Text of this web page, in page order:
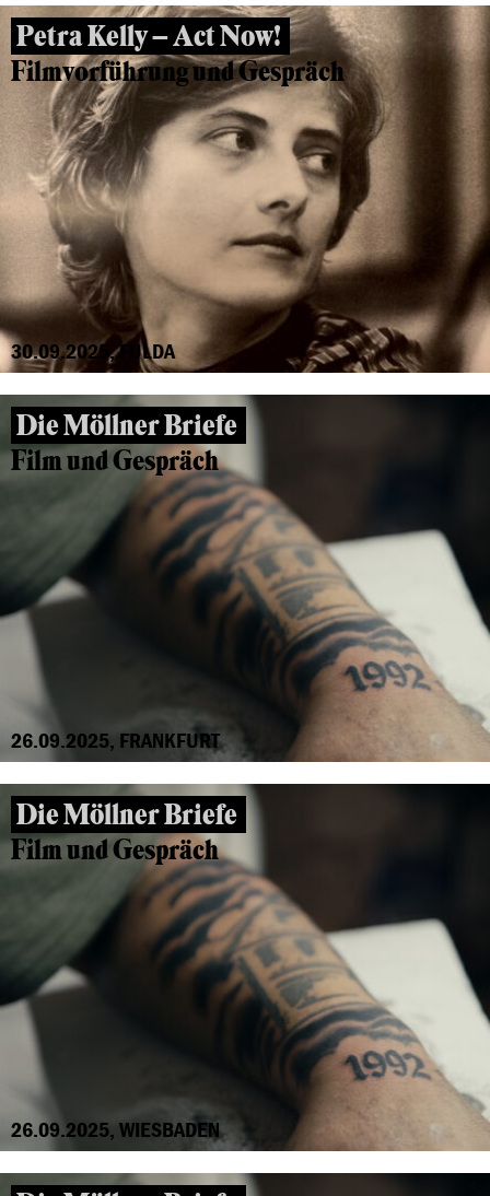
Petra Kelly – Act Now!
Filmvorführung und Gespräch
30.09.2025, FULDA
Die Möllner Briefe
Film und Gespräch
26.09.2025, FRANKFURT
Die Möllner Briefe
Film und Gespräch
26.09.2025, WIESBADEN